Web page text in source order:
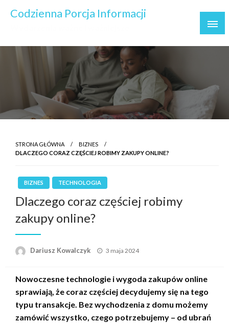
Codzienna Porcja Informacji
STRONA GŁÓWNA
BIZNES
DLACZEGO CORAZ CZĘŚCIEJ ROBIMY ZAKUPY ONLINE?
BIZNES TECHNOLOGIA
Dlaczego coraz częściej robimy
zakupy online?
Dariusz Kowalczyk
Opublikowane
3 maja 2024
Nowoczesne technologie i wygoda zakupów online
sprawiają, że coraz częściej decydujemy się na tego
typu transakcje. Bez wychodzenia z domu możemy
zamówić wszystko, czego potrzebujemy – od ubrań